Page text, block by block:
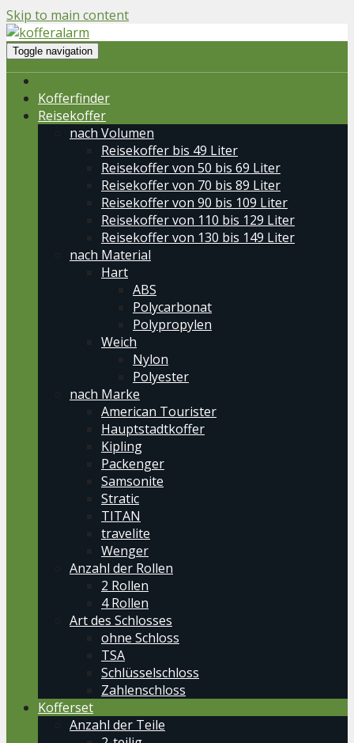
Skip to main content
Toggle navigation
Kofferfinder
Reisekoffer
nach Volumen
Reisekoffer bis 49 Liter
Reisekoffer von 50 bis 69 Liter
Reisekoffer von 70 bis 89 Liter
Reisekoffer von 90 bis 109 Liter
Reisekoffer von 110 bis 129 Liter
Reisekoffer von 130 bis 149 Liter
nach Material
Hart
ABS
Polycarbonat
Polypropylen
Weich
Nylon
Polyester
nach Marke
American Tourister
Hauptstadtkoffer
Kipling
Packenger
Samsonite
Stratic
TITAN
travelite
Wenger
Anzahl der Rollen
2 Rollen
4 Rollen
Art des Schlosses
ohne Schloss
TSA
Schlüsselschloss
Zahlenschloss
Kofferset
Anzahl der Teile